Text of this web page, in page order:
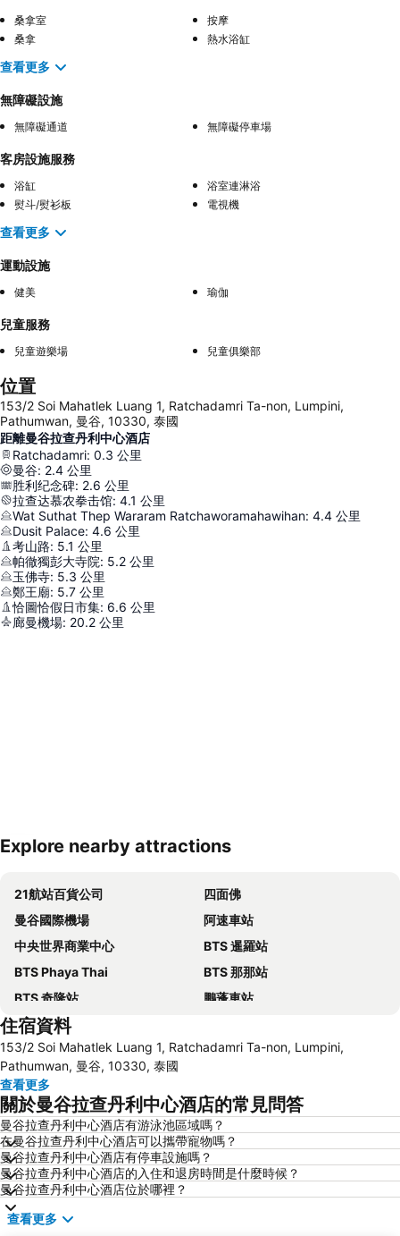
桑拿室
按摩
桑拿
熱水浴缸
查看更多
無障礙設施
無障礙通道 無障礙停車場
客房設施服務
浴缸
浴室連淋浴
熨斗/熨衫板
電視機
查看更多
運動設施
健美 瑜伽
兒童服務
兒童遊樂場 兒童俱樂部
位置
153/2 Soi Mahatlek Luang 1, Ratchadamri Ta-non, Lumpini,
Pathumwan, 曼谷, 10330, 泰國
距離曼谷拉查丹利中心酒店
Ratchadamri: 0.3 公里
曼谷: 2.4 公里
胜利纪念碑: 2.6 公里
拉查达慕农拳击馆: 4.1 公里
Wat Suthat Thep Wararam Ratchaworamahawihan: 4.4 公里
Dusit Palace: 4.6 公里
考山路: 5.1 公里
帕徹獨彭大寺院: 5.2 公里
玉佛寺: 5.3 公里
鄭王廟: 5.7 公里
恰圖恰假日市集: 6.6 公里
廊曼機場: 20.2 公里
展開地圖
Explore nearby attractions
21航站百貨公司
四面佛
曼谷國際機場
阿速車站
中央世界商業中心
BTS 暹羅站
BTS Phaya Thai
BTS 那那站
BTS 奇隆站
鵬蓬車站
翁聿車站
翟道翟市場
BTS Thong Lo
廊曼國際機場
BTS Phloen Chit
蘇坤蔚車站
暹羅廣場
是隆車站
BTS National Stadium - W1
Bangkok City and Temples Tour
曼谷國際貿易展覽中心
BTS Ekkamai
BTS Ratchathewi
住宿資料
153/2 Soi Mahatlek Luang 1, Ratchadamri Ta-non, Lumpini,
Pathumwan, 曼谷, 10330, 泰國
查看更多
關於曼谷拉查丹利中心酒店的常見問答
曼谷拉查丹利中心酒店有游泳池區域嗎？
在曼谷拉查丹利中心酒店可以攜帶寵物嗎？
曼谷拉查丹利中心酒店有停車設施嗎？
曼谷拉查丹利中心酒店的入住和退房時間是什麼時候？
曼谷拉查丹利中心酒店位於哪裡？
查看更多